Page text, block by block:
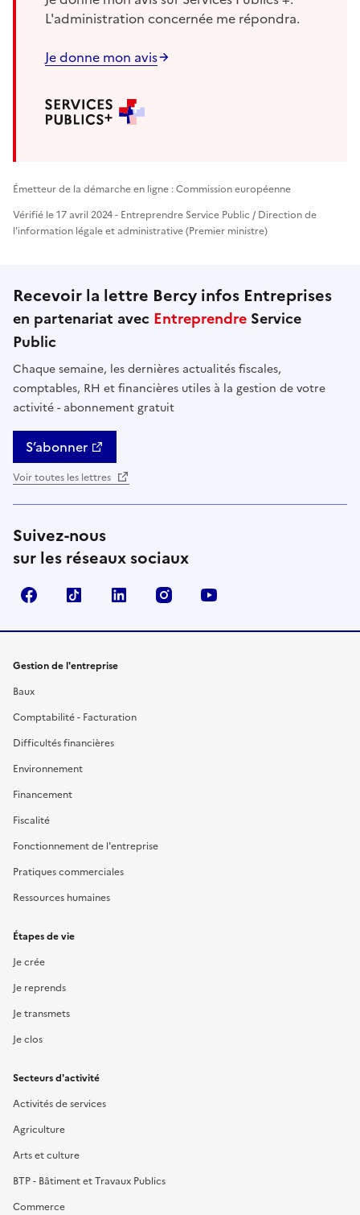
L'administration concernée me répondra.
Je donne mon avis
Émetteur de la démarche en ligne : Commission européenne
Vérifié le 17 avril 2024 - Entreprendre Service Public / Direction de
l'information légale et administrative (Premier ministre)
Recevoir la lettre Bercy infos Entreprises
en partenariat avec Entreprendre Service
Public
Chaque semaine, les dernières actualités fiscales,
comptables, RH et financières utiles à la gestion de votre
activité - abonnement gratuit
S’abonner
Voir toutes les lettres
Suivez-nous
sur les réseaux sociaux
FacebookTikTok Linkedin Instagram
Gestion de l'entreprise
Baux
Comptabilité - Facturation
Difficultés financières
Environnement
Financement
Fiscalité
Fonctionnement de l'entreprise
Pratiques commerciales
Ressources humaines
Étapes de vie
Je crée
Je reprends
Je transmets
Je clos
Secteurs d'activité
Activités de services
Agriculture
Arts et culture
BTP - Bâtiment et Travaux Publics
Commerce